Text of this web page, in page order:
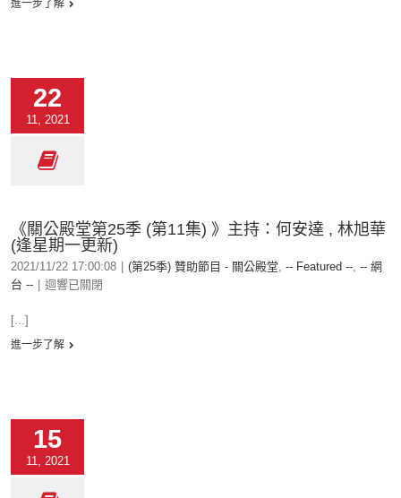
進一步了解
22
11, 2021
《關公殿堂第25季 (第11集) 》主持：何安達 , 林旭華
(逢星期一更新)
2021/11/22 17:00:08 (第25季) 贊助節目 - 關公殿堂, -- Featured --, -- 網
台 --
迴響已關閉
[...]
進一步了解
15
11, 2021